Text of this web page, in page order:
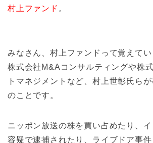
村上ファンド 。
みなさん、村上ファンドって覚えてい
株式会社M&Aコンサルティングや株
トマネジメントなど、村上世彰氏ら
のことです。
ニッポン放送の株を買い占めたり、イ
容疑で逮捕されたり、ライブドア事